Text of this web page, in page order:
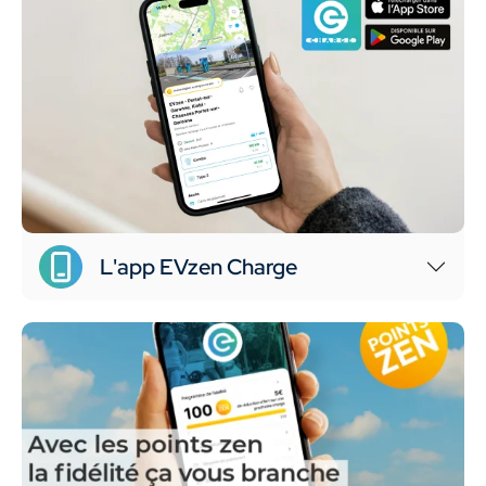
1 € dépensé = 1 point zen
100 points zen = 5€ offerts sur votre prochaine
recharge sur le réseau EVzen
L'app EVzen Charge